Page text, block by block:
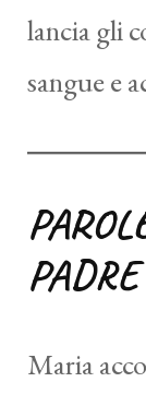
lancia gli
sangue e
PADRE
Maria